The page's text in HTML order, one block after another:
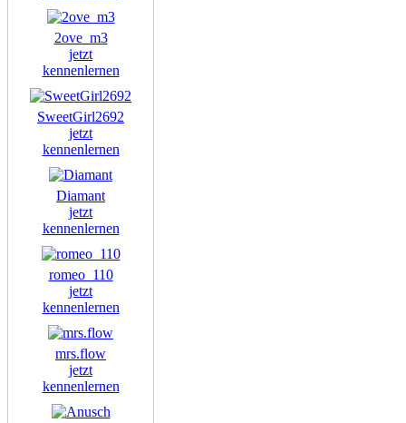
2ove_m3
jetzt
kennenlernen
SweetGirl2692
jetzt
kennenlernen
Diamant
jetzt
kennenlernen
romeo_110
jetzt
kennenlernen
mrs.flow
jetzt
kennenlernen